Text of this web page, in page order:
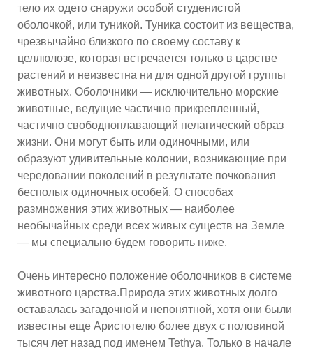
тело их одето снаружи особой студенистой
оболочкой, или туникой. Туника состоит из вещества,
чрезвычайно близкого по своему составу к
целлюлозе, которая встречается только в царстве
растений и неизвестна ни для одной другой группы
животных. Оболочники — исключительно морские
животные, ведущие частично прикрепленный,
частично свободноплавающий пелагический образ
жизни. Они могут быть или одиночными, или
образуют удивительные колонии, возникающие при
чередовании поколений в результате почкования
бесполых одиночных особей. О способах
размножения этих животных — наиболее
необычайных среди всех живых существ на Земле
— мы специально будем говорить ниже.
Очень интересно положение оболочников в системе
животного царства.Природа этих животных долго
оставалась загадочной и непонятной, хотя они были
известны еще Аристотелю более двух с половиной
тысяч лет назад под именем Tethya. Только в начале